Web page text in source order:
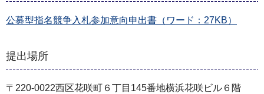
公募型指名競争入札参加意向申出書（ワード：27KB）
提出場所
〒220-0022西区花咲町６丁目145番地横浜花咲ビル６階